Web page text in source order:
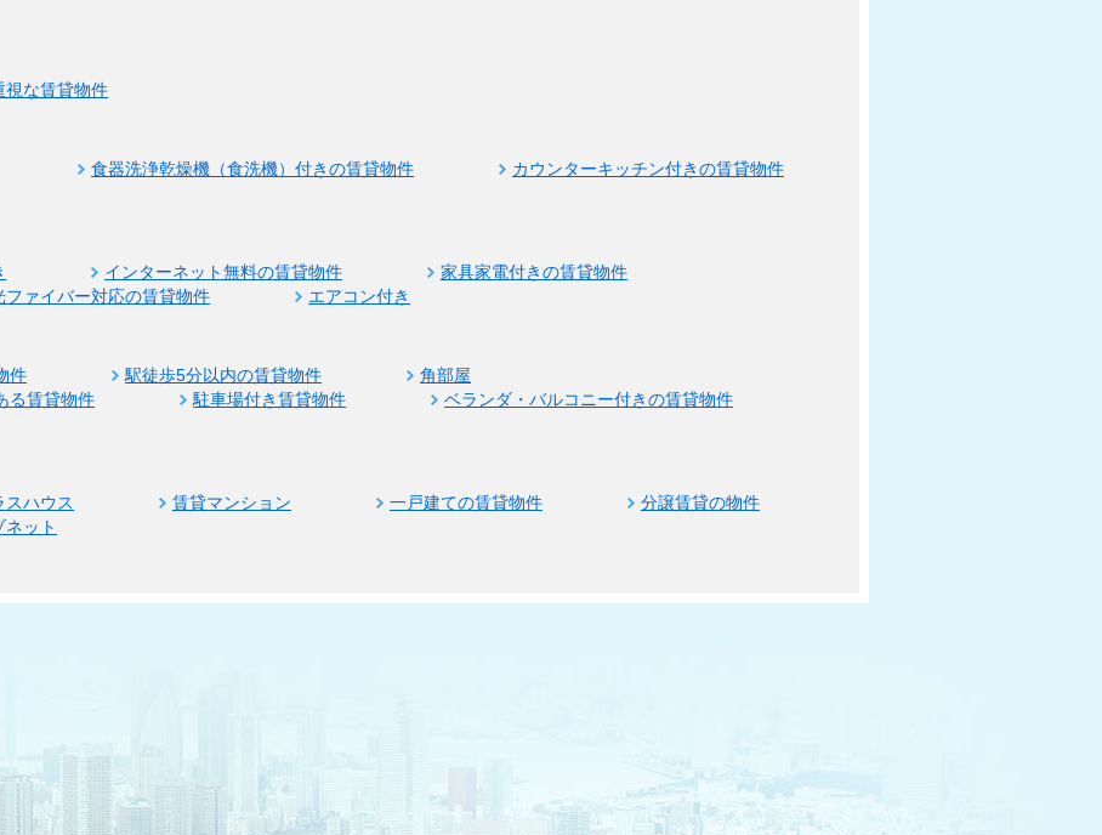
視な賃貸物件
食器洗浄乾燥機（食洗機）付きの賃貸物件
カウンターキッチン付きの賃貸物件
インターネット無料の賃貸物件
家具家電付きの賃貸物件
ファイバー対応の賃貸物件 エアコン付き
件 駅徒歩5分以内の賃貸物件
角部屋
る賃貸物件
駐車場付き賃貸物件
ベランダ・バルコニー付きの賃貸物件
スハウス 賃貸マンション 一戸建ての賃貸物件
分譲賃貸の物件
ネット